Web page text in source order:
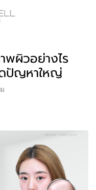
ผิวอย่างไร
ปัญหาใหญ่